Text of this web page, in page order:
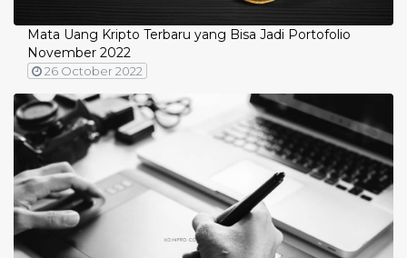
Mata Uang Kripto Terbaru yang Bisa Jadi Portofolio
November 2022
26 October 2022